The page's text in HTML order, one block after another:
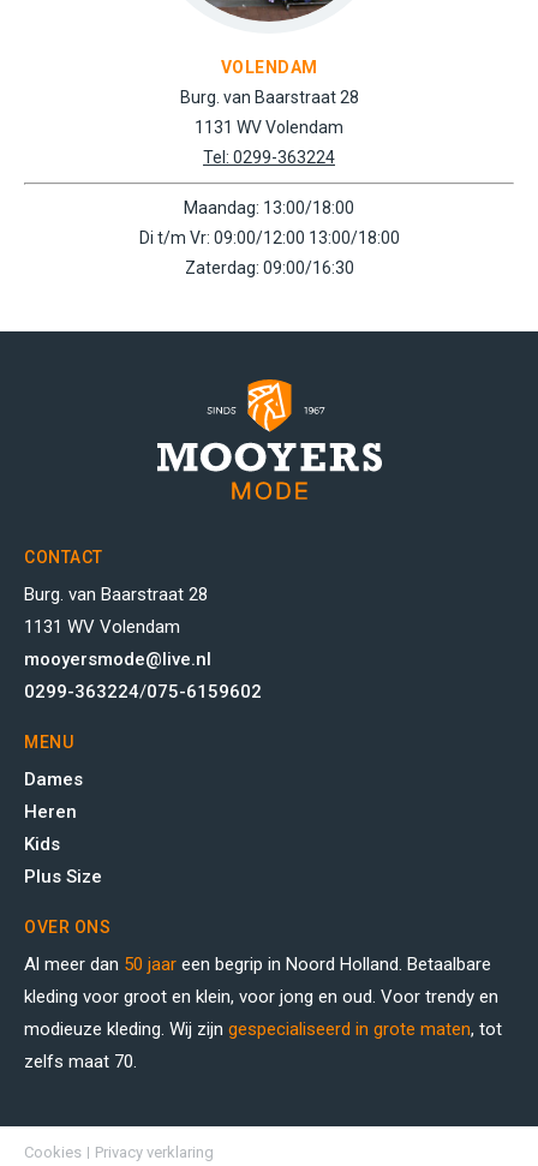
VOLENDAM
Burg. van Baarstraat 28
1131 WV Volendam
Tel: 0299-363224
Maandag: 13:00/18:00
Di t/m Vr: 09:00/12:00 13:00/18:00
Zaterdag: 09:00/16:30
CONTACT
Burg. van Baarstraat 28
1131 WV Volendam
mooyersmode@live.nl
0299-363224/075-6159602
MENU
Dames
Heren
Kids
Plus Size
OVER ONS
Al meer dan 50 jaar een begrip in Noord Holland. Betaalbare
kleding voor groot en klein, voor jong en oud. Voor trendy en
modieuze kleding. Wij zijn gespecialiseerd in grote maten, tot
zelfs maat 70.
Cookies Privacy verklaring